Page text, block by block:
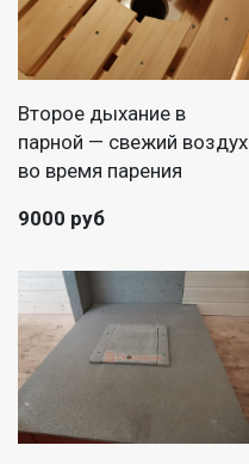
Второе дыхание в
парной — свежий воздух
во время парения
9000 руб